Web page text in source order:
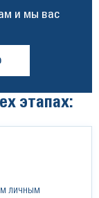
и мы вас
этапах:
личным